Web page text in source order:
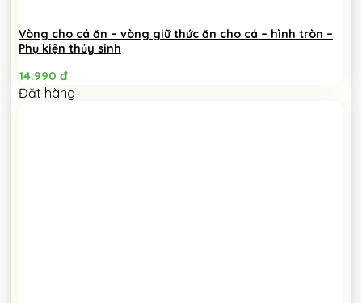
Vòng cho cá ăn – vòng giữ thức ăn cho cá – hình tròn –
Phụ kiện thủy sinh
14.990 đ
Đặt hàng